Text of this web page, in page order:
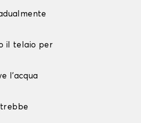
il telaio per
l'acqua